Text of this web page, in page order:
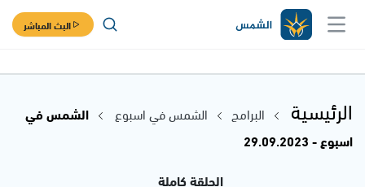
البث المباشر
الرئيسية البرامج الشمس في اسبوع
الشمس في
اسبوع - 29.09.2023
الحلقة كاملة